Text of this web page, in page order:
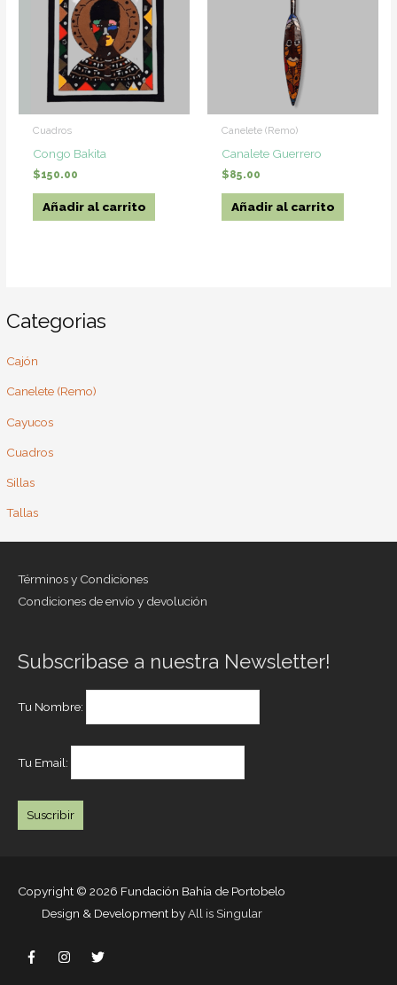
Categorias
Cajón
Canelete (Remo)
Cayucos
Cuadros
Sillas
Tallas
Cuadros
Congo Bakita
$150.00
Añadir al carrito
Canelete (Remo)
Canalete Guerrero
$85.00
Añadir al carrito
Términos y Condiciones
Condiciones de envío y devolución
Subscribase a nuestra Newsletter!
Tu Nombre:
Tu Email:
Copyright © 2026 Fundación Bahía de Portobelo
Design & Development byAll is Singular